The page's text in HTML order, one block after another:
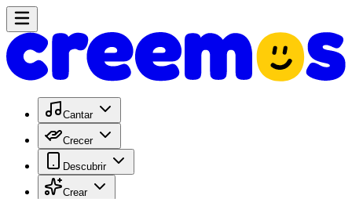
Cantar
Crecer
Descubrir
Crear